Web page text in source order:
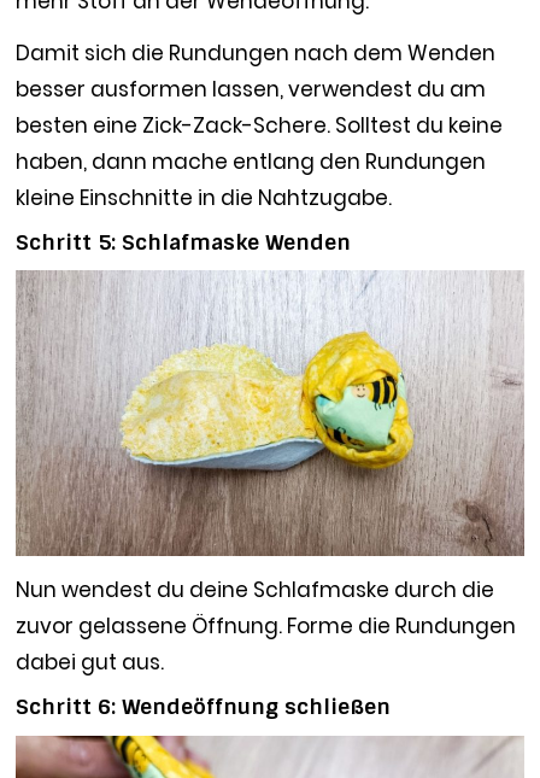
Damit sich die Rundungen nach dem Wenden
besser ausformen lassen, verwendest du am
besten eine Zick-Zack-Schere. Solltest du keine
haben, dann mache entlang den Rundungen
kleine Einschnitte in die Nahtzugabe.
Schritt 5: Schlafmaske Wenden
Nun wendest du deine Schlafmaske durch die
zuvor gelassene Öffnung. Forme die Rundungen
dabei gut aus.
Schritt 6: Wendeöffnung schließen